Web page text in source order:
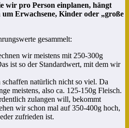
wir pro Person einplanen, hängt
um Erwachsene, Kinder oder „große
gesammelt:
wir meistens mit 250-300g
ist so der Standardwert, mit dem wir
natürlich nicht so viel. Da
meistens, also ca. 125-150g Fleisch.
zulangen will, bekommt
wir schon mal auf 350-400g hoch,
zufrieden ist.